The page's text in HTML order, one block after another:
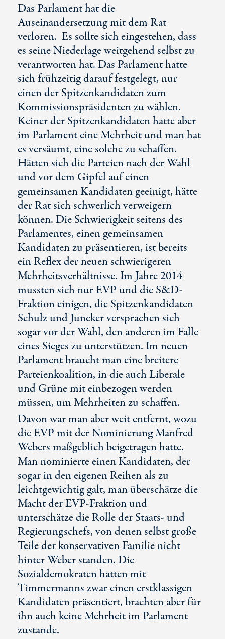
Das Parlament hat die
Auseinandersetzung mit dem Rat
verloren. Es sollte sich eingestehen, dass
es seine Niederlage weitgehend selbst zu
verantworten hat. Das Parlament hatte
sich frühzeitig darauf festgelegt, nur
einen der Spitzenkandidaten zum
Kommissionspräsidenten zu wählen.
Keiner der Spitzenkandidaten hatte aber
im Parlament eine Mehrheit und man hat
es versäumt, eine solche zu schaffen.
Hätten sich die Parteien nach der Wahl
und vor dem Gipfel auf einen
gemeinsamen Kandidaten geeinigt, hätte
der Rat sich schwerlich verweigern
können. Die Schwierigkeit seitens des
Parlamentes, einen gemeinsamen
Kandidaten zu präsentieren, ist bereits
ein Reflex der neuen schwierigeren
Mehrheitsverhältnisse. Im Jahre 2014
mussten sich nur EVP und die S&D-
Fraktion einigen, die Spitzenkandidaten
Schulz und Juncker versprachen sich
sogar vor der Wahl, den anderen im Falle
eines Sieges zu unterstützen. Im neuen
Parlament braucht man eine breitere
Parteienkoalition, in die auch Liberale
und Grüne mit einbezogen werden
müssen, um Mehrheiten zu schaffen.
Davon war man aber weit entfernt, wozu
die EVP mit der Nominierung Manfred
Webers maßgeblich beigetragen hatte.
Man nominierte einen Kandidaten, der
sogar in den eigenen Reihen als zu
leichtgewichtig galt, man überschätze die
Macht der EVP-Fraktion und
unterschätze die Rolle der Staats- und
Regierungschefs, von denen selbst große
Teile der konservativen Familie nicht
hinter Weber standen. Die
Sozialdemokraten hatten mit
Timmermanns zwar einen erstklassigen
Kandidaten präsentiert, brachten aber für
ihn auch keine Mehrheit im Parlament
zustande.